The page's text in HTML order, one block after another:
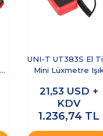
UNI-T UT383S El
Mini Lüxmetre
21,53 USD +
KDV
1.236,74 TL